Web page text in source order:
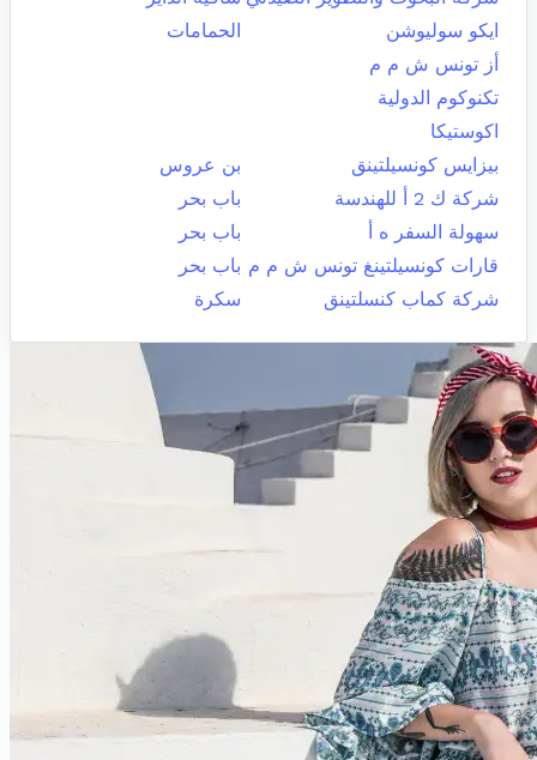
ايكو سوليوشن
الحمامات
أز تونس ش م م
تكنوكوم الدولية
اكوستيكا
بيزايس كونسيلتينق
بن عروس
شركة ك 2 أ للهندسة
باب بحر
سهولة السفر ه أ
باب بحر
قارات كونسيلتينغ تونس ش م م باب بحر
شركة كماب كنسلتينق
سكرة